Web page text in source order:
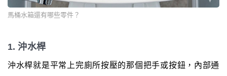
馬桶水箱還有哪些零件？
1. 沖水桿
沖水桿就是平常上完廁所按壓的那個把手或按鈕，內部通